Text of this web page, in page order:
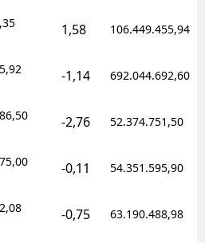
Tunceli
Şanlıurfa
Yozgat
1,58 106.449.455,94
-1,14 692.044.692,60
-2,76 52.374.751,50
-0,11 54.351.595,90
-0,75 63.190.488,98